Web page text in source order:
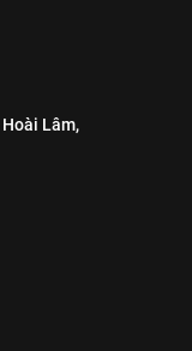
Hoài Lâm,